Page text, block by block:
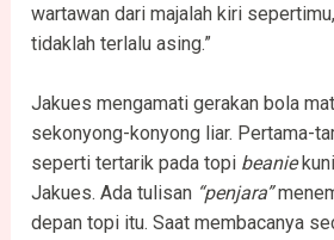
wartawan dari majalah kiri
tidaklah terlalu asing.”
Jakues mengamati gerakan bola
sekonyong-konyong liar. Pertama-
seperti tertarik pada topi beanie
Jakues. Ada tulisan “penjara”
depan topi itu. Saat membacanya